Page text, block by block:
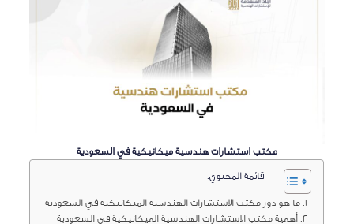
مكتب استشارات هندسية ميكانيكية في السعودية
قائمة المحتوي:
ما هو دور مكتب الاستشارات الهندسية الميكانيكية في السعودية
أهمية مكتب الاستشارات الهندسية الميكانيكية في السعودية